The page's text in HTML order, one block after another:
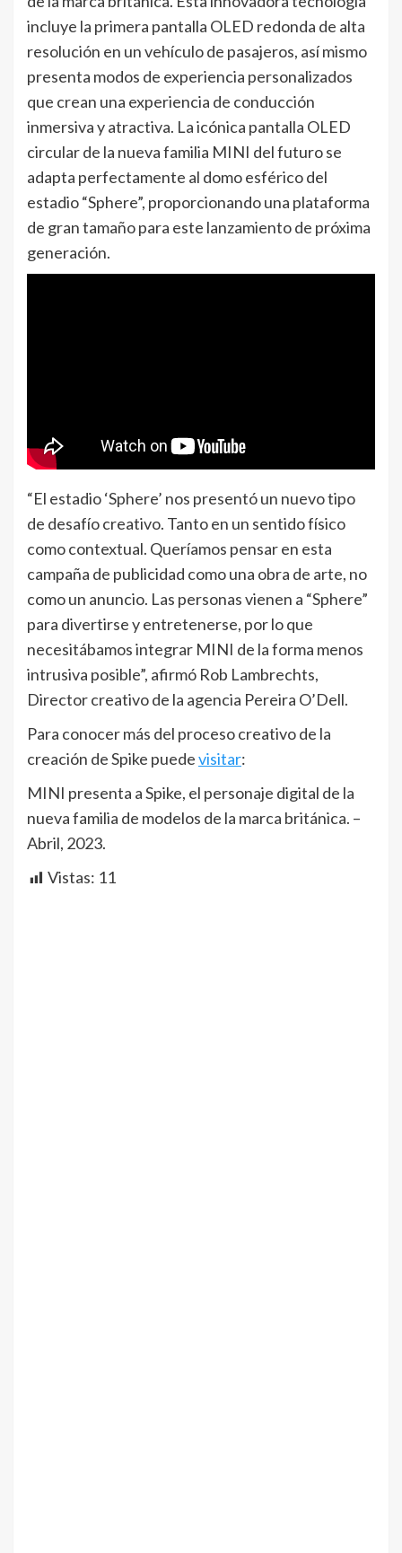
incluye la primera pantalla OLED redonda de alta
resolución en un vehículo de pasajeros, así mismo
presenta modos de experiencia personalizados
que crean una experiencia de conducción
inmersiva y atractiva. La icónica pantalla OLED
circular de la nueva familia MINI del futuro se
adapta perfectamente al domo esférico del
estadio “Sphere”, proporcionando una plataforma
de gran tamaño para este lanzamiento de próxima
generación.
“El estadio ‘Sphere’ nos presentó un nuevo tipo
de desafío creativo. Tanto en un sentido físico
como contextual. Queríamos pensar en esta
campaña de publicidad como una obra de arte, no
como un anuncio. Las personas vienen a “Sphere”
para divertirse y entretenerse, por lo que
necesitábamos integrar MINI de la forma menos
intrusiva posible”, afirmó Rob Lambrechts,
Director creativo de la agencia Pereira O’Dell.
Para conocer más del proceso creativo de la
creación de Spike puedevisitar:
MINI presenta a Spike, el personaje digital de la
nueva familia de modelos de la marca británica. –
Abril, 2023.
Vistas: 11